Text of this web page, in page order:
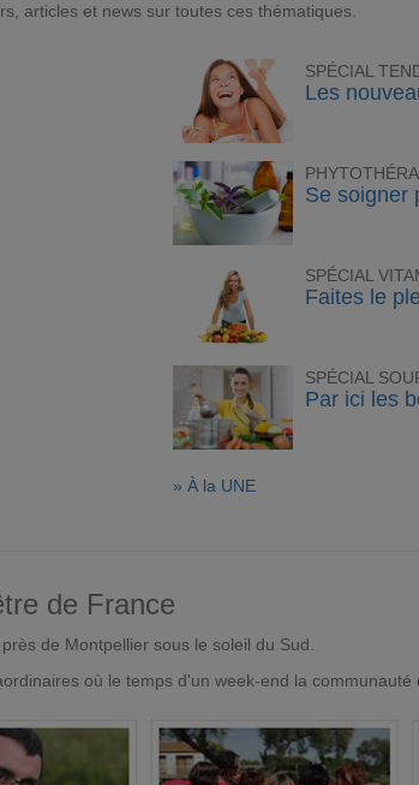
articles et news sur toutes ces thématiques.
SPÉCIAL
Les
Se soigner
SPÉCIAL
Faites le
SPÉCIAL
Par ici les
» À la UNE
de France
de Montpellier sous le soleil du Sud.
où le temps d'un week-end la communauté